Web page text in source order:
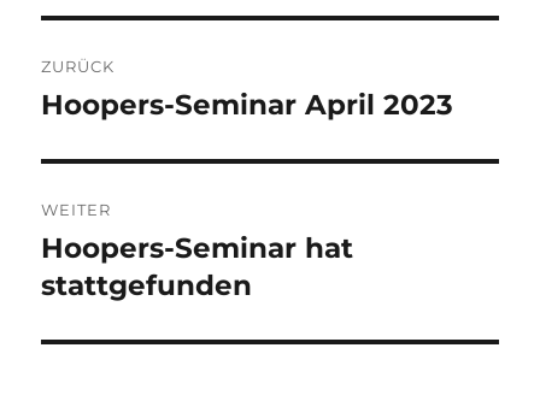
ZURÜCK
Vorheriger
Hoopers-Seminar April 2023
WEITER
Nächster
Beitrag:
Hoopers-Seminar hat
stattgefunden